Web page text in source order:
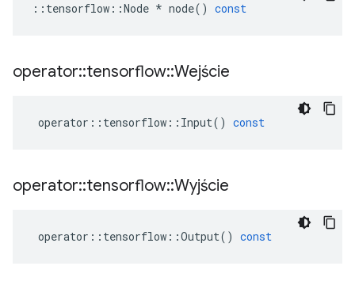
:: tensorflow ::Node * node() const
operator::tensorflow::Wejście
operator :: tensorflow :: Input() const
operator::tensorflow::Wyjście
operator :: tensorflow ::Output() const